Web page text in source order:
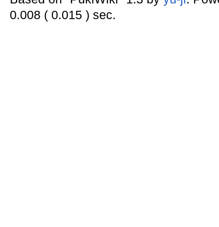
0.008 ( 0.015 ) sec.